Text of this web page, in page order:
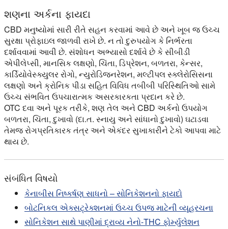
શણના અર્કના ફાયદા
CBD મનુષ્યોમાં સારી રીતે સહન કરવામાં આવે છે અને ખૂબ જ ઉચ્ચ
સુરક્ષા પ્રોફાઇલ જાળવી રાખે છે. ન તો દુરુપયોગ કે નિર્ભરતા
દર્શાવવામાં આવી છે. સંશોધન અભ્યાસો દર્શાવે છે કે સીબીડી
એપીલેપ્સી, માનસિક લક્ષણો, ચિંતા, ડિપ્રેશન, બળતરા, કેન્સર,
કાર્ડિયોવેસ્ક્યુલર રોગો, ન્યુરોડિજનરેશન, મલ્ટીપલ સ્ક્લેરોસિસના
લક્ષણો અને ક્રોનિક પીડા સહિત વિવિધ તબીબી પરિસ્થિતિઓ સામે
ઉચ્ચ સંભવિત ઉપચારાત્મક અસરકારકતા પ્રદાન કરે છે.
OTC દવા અને પૂરક તરીકે, શણ તેલ અને CBD અર્કનો ઉપયોગ
બળતરા, ચિંતા, દુખાવો (દા.ત. સ્નાયુ અને સાંધાનો દુખાવો) ઘટાડવા
તેમજ રોગપ્રતિકારક તંત્ર અને એકંદર સુખાકારીને ટેકો આપવા માટે
થાય છે.
સંબંધિત વિષયો
કેનાબીસ નિષ્કર્ષણ સાધનો – સોનિકેશનનો ફાયદો
બોટનિકલ એક્સટ્રેક્શનમાં ઉચ્ચ ઉપજ માટેની વ્યૂહરચના
સોનિકેશન સાથે પાણીમાં દ્રાવ્ય નેનો-THC ફોર્મ્યુલેશન